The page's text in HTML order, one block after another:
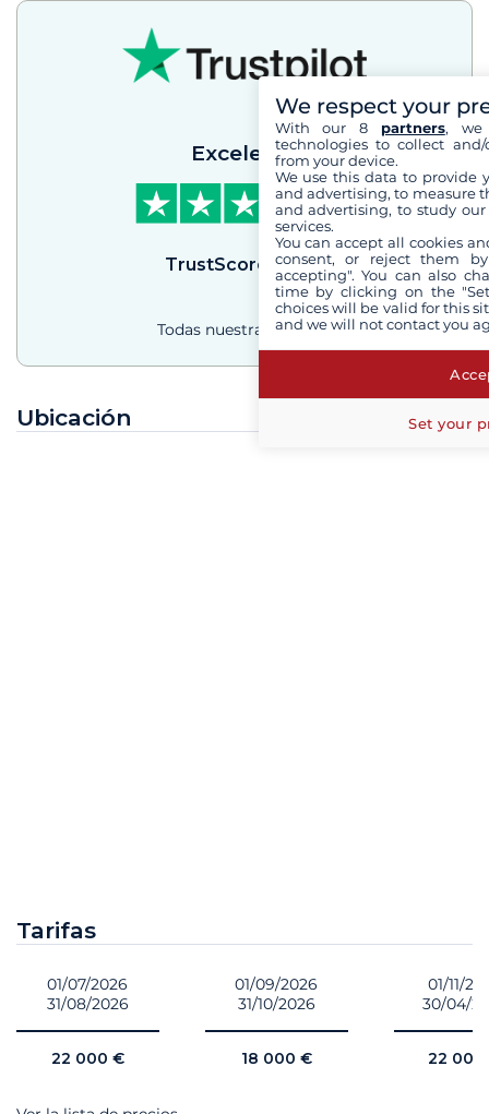
Excelente
TrustScore 4.3/5
Todas nuestras reseñas
Ubicación
Tarifas
01/07/2026
31/08/2026
22 000 €
01/09/2026
31/10/2026
18 000 €
01/11/
30/04/
22
We respect your
With our 8 partners, we
technologies to collect
from your device.
We use this data to provide
and advertising, to measure
and advertising, to study
services.
You can accept all cookies
consent, or reject them
accepting". You can also
time by clicking on the
choices will be valid for this
and we will not contact you
Set your